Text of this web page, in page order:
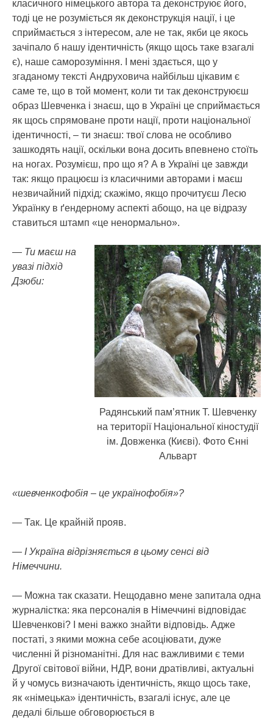
класичного німецького автора та деконструює його,
тоді це не розуміється як деконструкція нації, і це
сприймається з інтересом, але не так, якби це якось
зачіпало б нашу ідентичність (якщо щось таке взагалі
є), наше саморозуміння. І мені здається, що у
згаданому тексті Андруховича найбільш цікавим є
саме те, що в той момент, коли ти так деконструюєш
образ Шевченка і знаєш, що в Україні це сприймається
як щось спрямоване проти нації, проти національної
ідентичності, – ти знаєш: твої слова не особливо
зашкодять нації, оскільки вона досить впевнено стоїть
на ногах. Розумієш, про що я? А в Україні це завжди
так: якщо працюєш із класичними авторами і маєш
незвичайний підхід; скажімо, якщо прочитуєш Лесю
Українку в ґендерному аспекті абощо, на це відразу
ставиться штамп «це ненормально».
Радянський пам’ятник Т. Шевченку
на територiï Нацiональноï кiностудiï
iм. Довженка (Києвi). Фото Єнні
Альварт
— Ти маєш на
увазі підхід
Дзюби:
«шевченкофобія – це українофобія»?
— Так. Це крайній прояв.
— І Україна відрізняється в цьому сенсі від
Німеччини.
— Можна так сказати. Нещодавно мене запитала одна
журналістка: яка персоналія в Німеччині відповідає
Шевченкові? І мені важко знайти відповідь. Адже
постаті, з якими можна себе асоціювати, дуже
численні й різноманітні. Для нас важливими є теми
Другої світової війни, НДР, вони дратівливі, актуальні
й у чомусь визначають ідентичність, якщо щось таке,
як «німецька» ідентичність, взагалі існує, але це
дедалі більше обговорюється в